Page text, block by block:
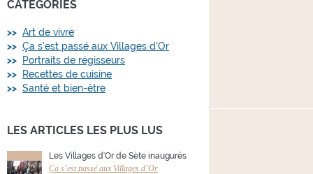
CATÉGORIES
Art de vivre
Ça s’est passé aux Villages d’Or
Portraits de régisseurs
Recettes de cuisine
Santé et bien-être
LES ARTICLES LES PLUS LUS
Les Villages d'Or de Sète inaugurés
Ça s’est passé aux Villages d’Or